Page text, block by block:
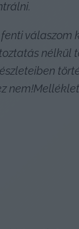
válaszom
nélkül